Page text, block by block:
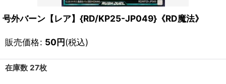
号外バーン【レア】{RD/KP25-JP049}《RD魔法》
販売価格: 50円(税込)
在庫数 27枚